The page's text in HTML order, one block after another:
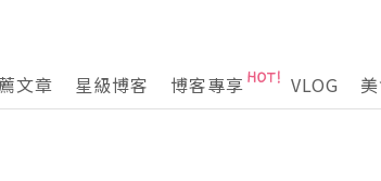
文章 星級博客 博客專享 VLOG